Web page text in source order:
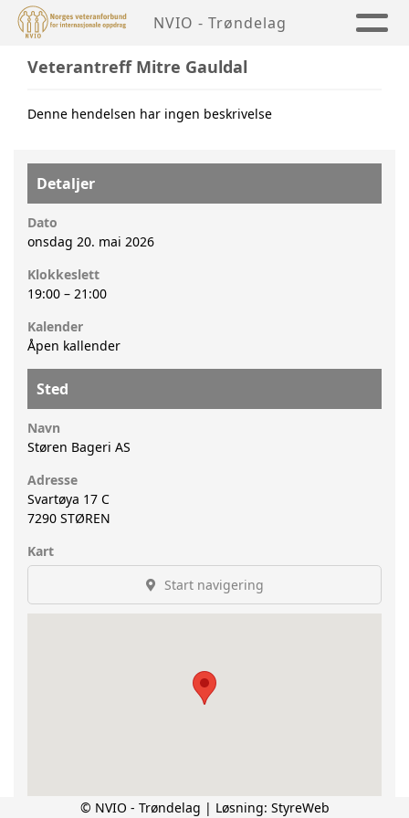
NVIO - Trøndelag
Veterantreff Mitre Gauldal
Denne hendelsen har ingen beskrivelse
Detaljer
Dato
onsdag 20. mai 2026
Klokkeslett
19:00 – 21:00
Kalender
Åpen kallender
Sted
Navn
Støren Bageri AS
Adresse
Svartøya 17 C
7290 STØREN
Kart
Start navigering
© NVIO - Trøndelag | Løsning: StyreWeb